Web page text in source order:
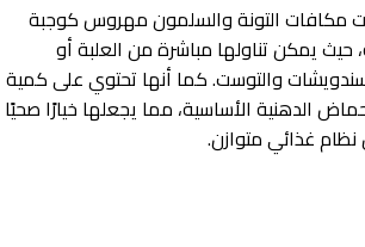
مكافات التونة والسلمون مهروس كوجبة
يمكن تناولها مباشرة من العلبة أو
والتوست. كما أنها تحتوي على كمية
الدهنية الأساسية، مما يجعلها خيارًا صحيًا
غذائي متوازن.